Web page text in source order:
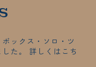
ックス・ソロ・ツ
た。 詳しくはこち